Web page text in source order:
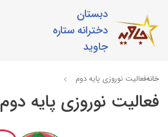
دبستان
دخترانه ستاره
جاوید
خانهفعالیت نوروزی پایه دوم
فعالیت نوروزی پایه دوم